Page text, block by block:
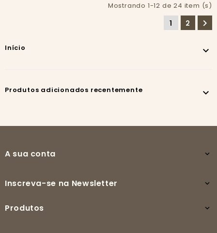
Mostrando 1-12 de 24 item (s)
1 2 
Início 
Produtos adicionados recentemente 
A sua conta 
Inscreva-se na Newsletter 
Produtos 